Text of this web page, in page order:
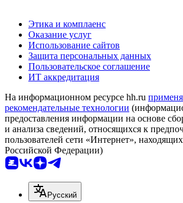
Этика и комплаенс
Оказание услуг
Использование сайтов
Защита персональных данных
Пользовательское соглашение
ИТ аккредитация
На информационном ресурсе hh.ru
рекомендательные технологии
предоставления информации на основе
и анализа сведений, относящихся к
пользователей сети «Интернет»,
Российской Федерации)
Русский